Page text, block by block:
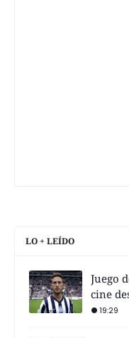
LO + LEÍDO
Juego
cine
19:29